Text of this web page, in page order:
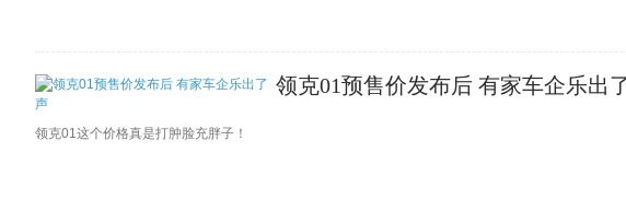
领克01预售价发布后 有家车企乐出
领克01这个价格真是打肿脸充胖子！